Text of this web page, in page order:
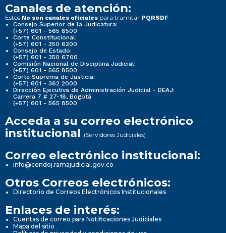
Canales de atención:
Estos No son canales oficiales para tramitar PQRSDF
Consejo Superior de la Judicatura:
(+57) 601 - 565 8500
Corte Constitucional:
(+57) 601 - 350 6200
Consejo de Estado:
(+57) 601 - 350 6700
Comisión Nacional de Disciplina Judicial:
(+57) 601 - 565 8500
Corte Suprema de Justicia:
(+57) 601 - 362 2000
Dirección Ejecutiva de Administración Judicial - DEAJ:
Carrera 7 # 27-18, Bogotá
(+57) 601 - 565 8500
Acceda a su correo electrónico
institucional (Servidores Judiciales)
Correo electrónico institucional:
info@cendoj.ramajudicial.gov.co
Otros Correos electrónicos:
Directorio de Correos Electrónicos Institucionales
Enlaces de interés:
Cuentas de correo para Notificaciones Judiciales
Mapa del sitio